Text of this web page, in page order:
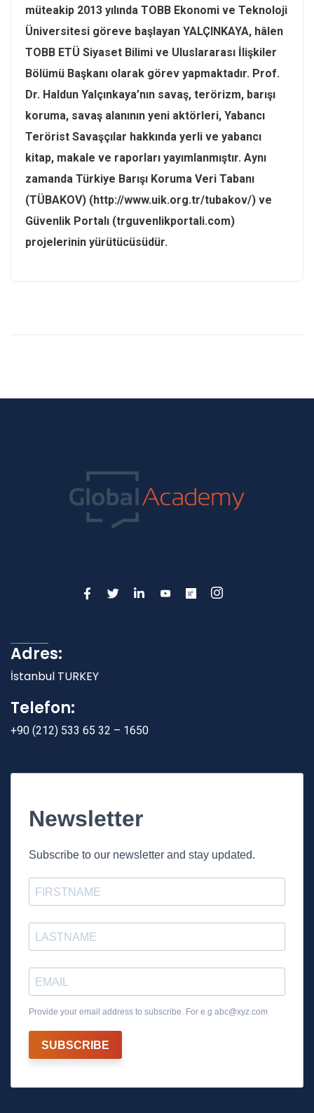
müteakip 2013 yılında TOBB Ekonomi ve Teknoloji
Üniversitesi göreve başlayan YALÇINKAYA, hâlen
TOBB ETÜ Siyaset Bilimi ve Uluslararası İlişkiler
Bölümü Başkanı olarak görev yapmaktadır. Prof.
Dr. Haldun Yalçınkaya’nın savaş, terörizm, barışı
koruma, savaş alanının yeni aktörleri, Yabancı
Terörist Savaşçılar hakkında yerli ve yabancı
kitap, makale ve raporları yayımlanmıştır. Aynı
zamanda Türkiye Barışı Koruma Veri Tabanı
(TÜBAKOV) (http://www.uik.org.tr/tubakov/) ve
Güvenlik Portalı (trguvenlikportali.com)
projelerinin yürütücüsüdür.
Adres:
İstanbul TURKEY
Telefon:
+90 (212) 533 65 32 – 1650
Newsletter
Subscribe to our newsletter and stay updated.
Provide your email address to subscribe. For e.g abc@xyz.com
SUBSCRIBE